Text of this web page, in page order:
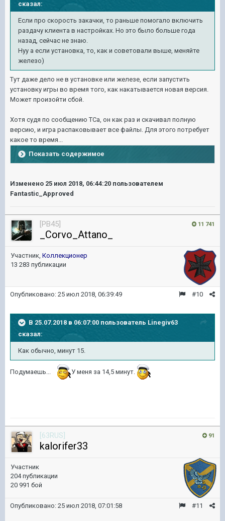
сказал:
Если про скорость закачки, то раньше помогало включить
раздачу клиента в настройках. Но это было больше года
назад, сейчас не знаю.
Нуу а если установка, то, как и советовали выше, меняйте
железо)
Тут даже дело не в установке или железе, если запустить
установку игры во время того, как накатывается новая версия.
Может произойти сбой.
Хотя судя по сообщению ТСа, он как раз и скачивал полную
версию, и игра распаковывает все файлы. Для этого потребует
какое то время...
Показать содержимое
Изменено 25 июл 2018, 06:44:20 пользователем
Fantastic_Approved
11 741
[PB45]
_Corvo_Attano_
Участник, Коллекционер
13 283 публикации
#10
Опубликовано: 25 июл 2018, 06:39:49
В 25.07.2018 в 06:07:00 пользователь Linegiv63
сказал:
Как обычно, минут 15.
Подумаешь... У меня за 14,5 минут.
91
[63RUS]
kalorifer33
Участник
204 публикации
20 991 бой
#11
Опубликовано: 25 июл 2018, 07:01:58